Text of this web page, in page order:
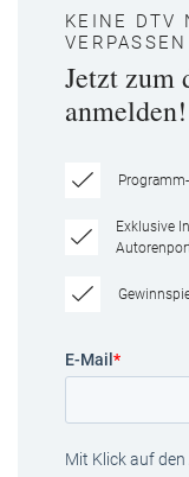
KEINE DTV
VERPASSEN
Jetzt zum
anmelden!
Exklusive
E-Mail *
Mit Klick auf